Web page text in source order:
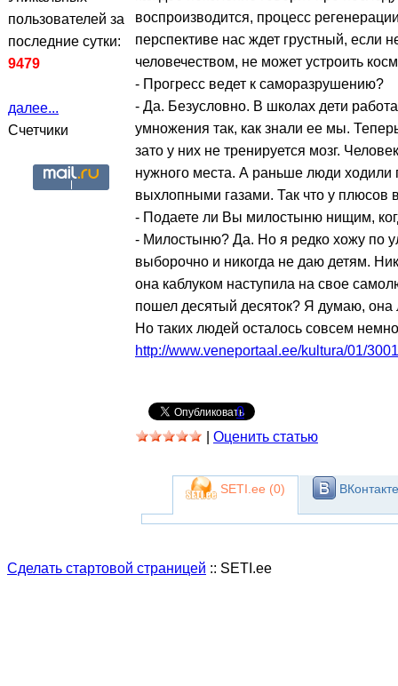
пользователей за
последние сутки:
9479
далее...
Счетчики
воспроизводится, процесс
перспективе нас ждет грустный, если
человечеством, не может устроить
- Прогресс ведет к саморазрушению?
- Да. Безусловно. В школах дети
умножения так, как знали ее мы.
зато у них не тренируется мозг.
нужного места. А раньше люди
выхлопными газами. Так что у плюсов
- Подаете ли Вы милостыню нищим,
- Милостыню? Да. Но я редко хожу по
выборочно и никогда не даю детям.
она каблуком наступила на свое
пошел десятый десяток? Я думаю,
Но таких людей осталось совсем
http://www.veneportaal.ee/kultura/01/
0
Оценить статью
SETI.ee (0)
Сделать стартовой страницей :: SETI.ee